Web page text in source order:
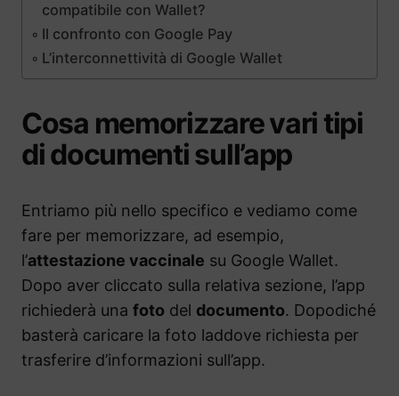
compatibile con Wallet?
Il confronto con Google Pay
L’interconnettività di Google Wallet
Cosa memorizzare vari tipi
di documenti sull’app
Entriamo più nello specifico e vediamo come
fare per memorizzare, ad esempio,
l’attestazione vaccinale su Google Wallet.
Dopo aver cliccato sulla relativa sezione, l’app
richiederà una foto del documento. Dopodiché
basterà caricare la foto laddove richiesta per
trasferire d’informazioni sull’app.